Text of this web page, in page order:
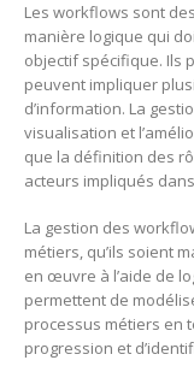
Les workflows sont
manière logique qui
objectif spécifique. Ils
peuvent impliquer
d’information. La
visualisation et
que la définition des
acteurs impliqués
La gestion des
métiers, qu’ils soient
en œuvre à l’aide de
permettent de
processus métiers en
progression et